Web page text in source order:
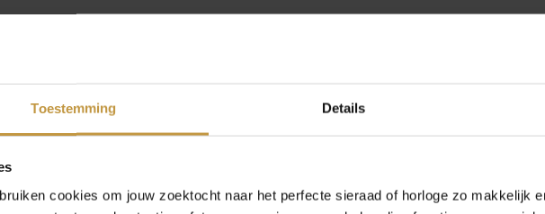
Toestemming Details
cookies om jouw zoektocht naar het perfecte sieraad of horloge zo makkelijk